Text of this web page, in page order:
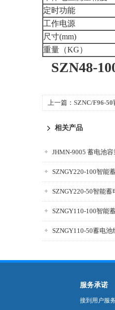
定时功能
工作电源
尺寸(mm)
重量（KG）
SZN48-
上一篇： SZNC/F96-
相关产品
JHMN-9005 蓄电池
SZNGY220-100智能
SZNGY220-50智能
SZNGY110-100智能
服务承诺
接到用户服